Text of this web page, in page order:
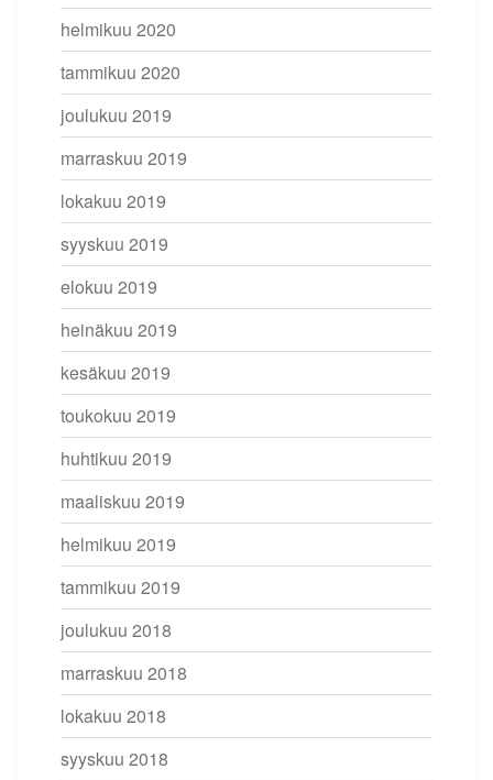
helmikuu 2020
tammikuu 2020
joulukuu 2019
marraskuu 2019
lokakuu 2019
syyskuu 2019
elokuu 2019
heinäkuu 2019
kesäkuu 2019
toukokuu 2019
huhtikuu 2019
maaliskuu 2019
helmikuu 2019
tammikuu 2019
joulukuu 2018
marraskuu 2018
lokakuu 2018
syyskuu 2018